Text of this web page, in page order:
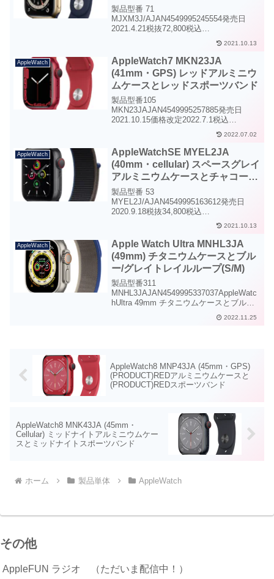
イビースポーツバンド
製品型番 71
MJXM3J/AJAN4549995245554発売日
2021.4.21税抜72,800税込
80,080AppleWatch6・cellular・40mm (ゴ
ールドステンレススチールケースとディ
ープネイビースポーツバンド)...
2021.10.13
AppleWatch
AppleWatch7 MKN23JA
(41mm・GPS) レッドアルミニウ
ムケースとレッドスポーツバンド
製品型番105
MKN23JAJAN4549995257885発売日
2021.10.15価格改定2022.7.1税込
58,800AppleWatch7 GPS 41mm レッド
アルミニウムケースとレッドスポーツバ
ンドAppleWatch 7...
2022.07.02
AppleWatch
AppleWatchSE MYEL2JA
(40mm・cellular) スペースグレイ
アルミニウムケースとチャコール
スポーツループ
製品型番 53
MYEL2J/AJAN4549995163612発売日
2020.9.18税抜34,800税込
38,280AppleWatchSE・cellular・40mm
スペースグレイアルミニウムケースとチ
ャコールスポーツループAppl...
2021.10.13
AppleWatch
Apple Watch Ultra MNHL3JA
(49mm) チタニウムケースとブル
ー/グレイトレイルループ(S/M)
製品型番311
MNHL3JAJAN4549995337037AppleWatc
hUltra 49mm チタニウムケースとブルー/
グレイトレイルループ(S/M)Apple Watch
Ultra 49mmチタニウムケースとブルー/グ
2022.11.25
AppleWatch8 MNP43JA (45mm・GPS)
(PRODUCT)REDアルミニウムケースと
(PRODUCT)REDスポーツバンド
AppleWatch8 MNK43JA (45mm・
Cellular) ミッドナイトアルミニウムケー
スとミッドナイトスポーツバンド
ホーム 製品単体 AppleWatch
その他
AppleFUN ラジオ （ただいま配信中！）